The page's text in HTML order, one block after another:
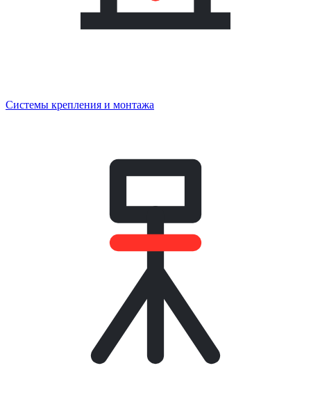
Системы крепления и монтажа